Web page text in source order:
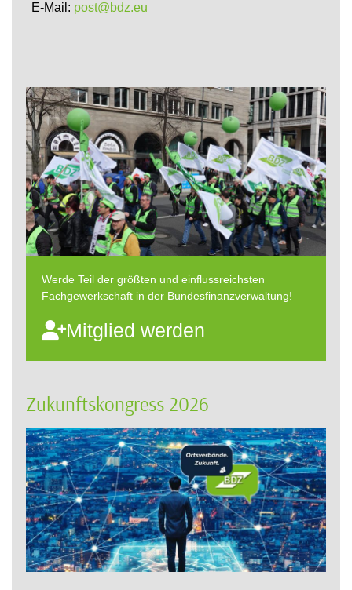
E-Mail: post@bdz.eu
Werde Teil der größten und einflussreichsten
Fachgewerkschaft in der Bundesfinanzverwaltung!
Mitglied werden
Zukunftskongress 2026